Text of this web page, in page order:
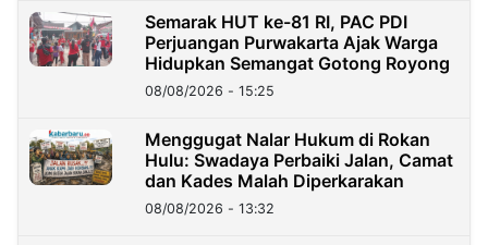
Semarak HUT ke-81 RI, PAC PDI
Perjuangan Purwakarta Ajak Warga
Hidupkan Semangat Gotong Royong
08/08/2026 - 15:25
Menggugat Nalar Hukum di Rokan
Hulu: Swadaya Perbaiki Jalan, Camat
dan Kades Malah Diperkarakan
08/08/2026 - 13:32